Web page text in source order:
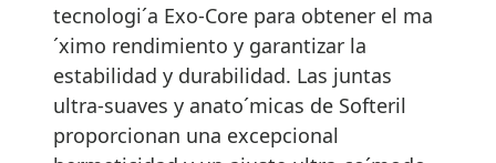
tecnologi´a Exo-Core para obtener el ma
´ximo rendimiento y garantizar la
estabilidad y durabilidad. Las juntas
ultra-suaves y anato´micas de Softeril
proporcionan una excepcional